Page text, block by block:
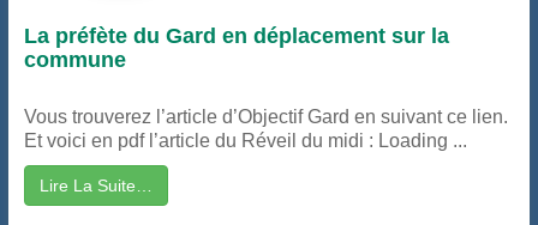
La préfète du Gard en déplacement sur la
commune
Vous trouverez l’article d’Objectif Gard en suivant ce lien.
Et voici en pdf l’article du Réveil du midi : Loading ...
Lire La Suite…